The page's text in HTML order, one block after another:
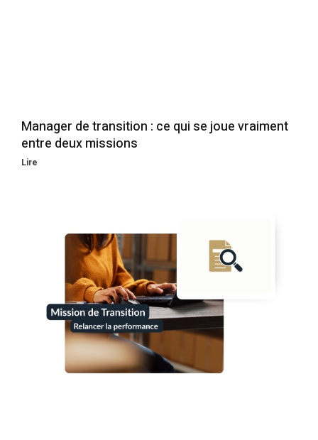
Manager de transition : ce qui se joue vraiment
entre deux missions
Lire